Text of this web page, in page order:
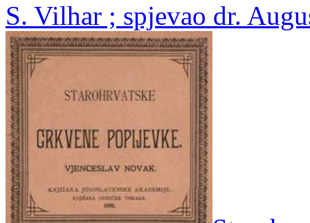
S. Vilhar ; spjevao dr.